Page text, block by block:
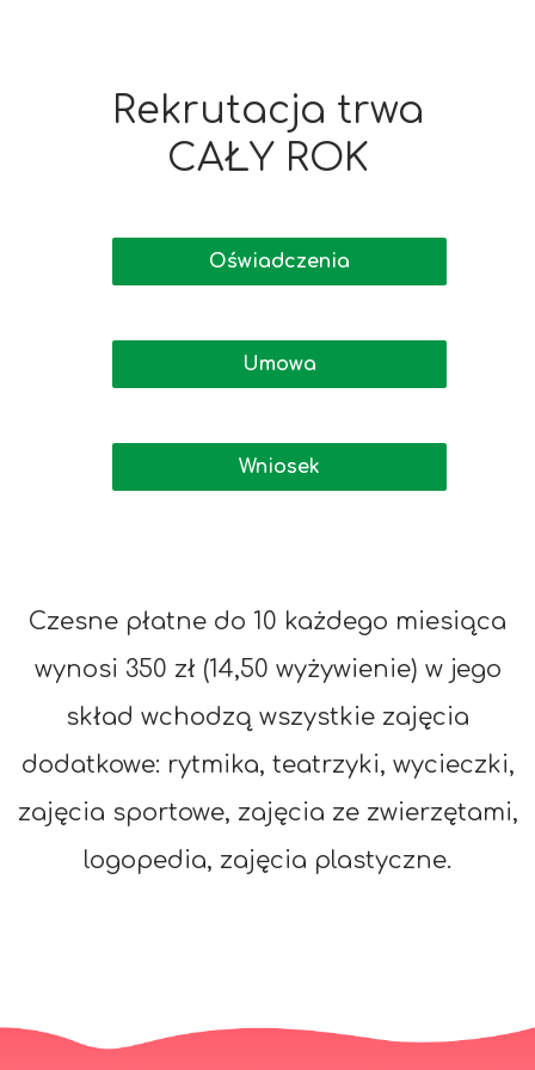
Rekrutacja trwa
CAŁY ROK
Oświadczenia
Umowa
Wniosek
Czesne płatne do 10 każdego miesiąca
wynosi 350 zł (14,50 wyżywienie) w jego
skład wchodzą wszystkie zajęcia
dodatkowe: rytmika, teatrzyki, wycieczki,
zajęcia sportowe, zajęcia ze zwierzętami,
logopedia, zajęcia plastyczne.